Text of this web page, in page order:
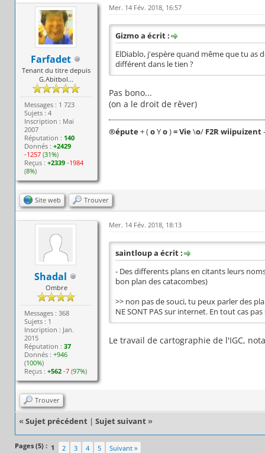
Farfadet
Tenant du titre depuis
G.Abitbol...
Messages : 1 723
Sujets : 4
Inscription : Mai
2007
Réputation : 140
Donnés :+2429
-1257 (31%)
Reçus :+2339 -1984
(8%)
Mer. 14 Fév. 2018, 16:57
Gizmo a écrit :
ElDiablo, j'espère quand même que tu as
différent dans le tien ?
Pas bono...
(on a le droit de rêver)
®épute+ (oYo)= Vie\o/F2R wiipuizent
Site web Trouver
Shadal
Ombre
Messages : 368
Sujets : 1
Inscription : Jan.
2015
Réputation :37
Donnés :+946
(100%)
Reçus :+562 -7 (97%)
Mer. 14 Fév. 2018, 18:13
saintloup a écrit :
- Des differents plans en citants leurs
bon plan des catacombes)
>> non pas de souci, tu peux parler des
NE SONT PAS sur internet. En tout cas
Le travail de cartographie de l'IGC,
Trouver
« Sujet précédent | Sujet suivant »
Pages (5) : 1 2 3 4 5 Suivant »